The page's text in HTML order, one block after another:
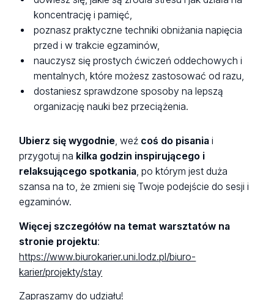
koncentrację i pamięć,
poznasz praktyczne techniki obniżania napięcia
przed i w trakcie egzaminów,
nauczysz się prostych ćwiczeń oddechowych i
mentalnych, które możesz zastosować od razu,
dostaniesz sprawdzone sposoby na lepszą
organizację nauki bez przeciążenia.
Ubierz się wygodnie, weź coś do pisania i
przygotuj na kilka godzin inspirującego i
relaksującego spotkania, po którym jest duża
szansa na to, że zmieni się Twoje podejście do sesji i
egzaminów.
Więcej szczegółów na temat warsztatów na
stronie projektu:
https://www.biurokarier.uni.lodz.pl/biuro-
karier/projekty/stay
Zapraszamy do udziału!